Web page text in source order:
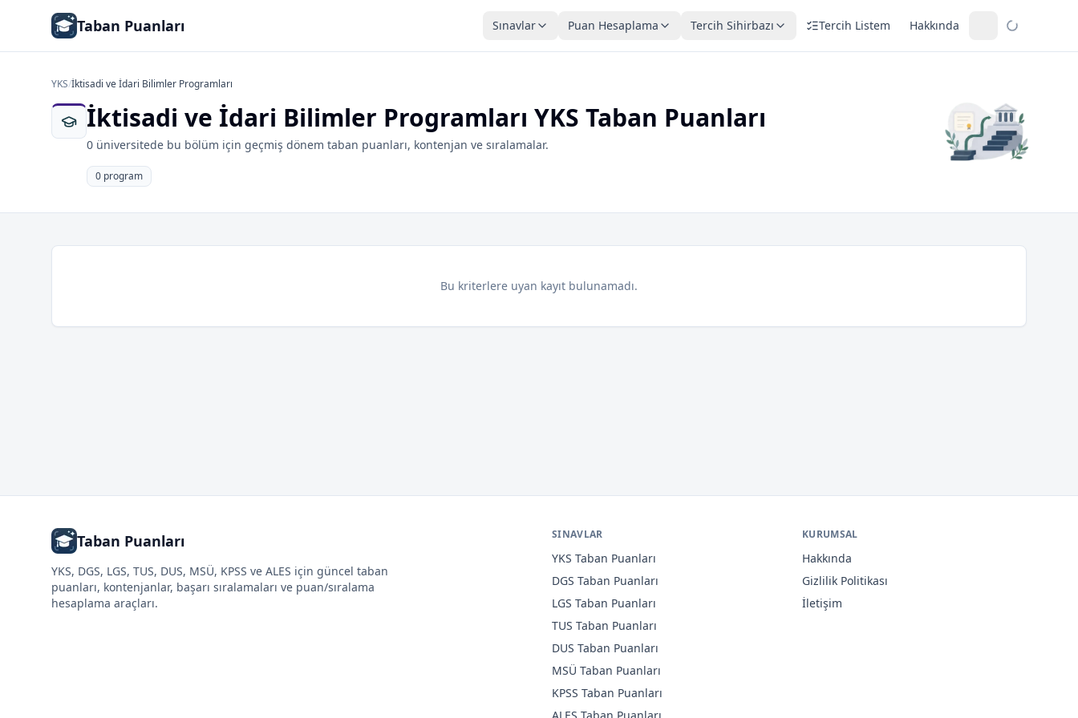
Taban Puanları Sınavlar Puan Hesaplama Tercih Sihirbazı Tercih Listem Hakkında
YKS/İktisadi ve İdari Bilimler Programları
İktisadi ve İdari Bilimler Programları YKS Taban Puanları
0 üniversitede bu bölüm için geçmiş dönem taban puanları, kontenjan ve sıralamalar.
0 program
Bu kriterlere uyan kayıt bulunamadı.
Taban Puanları
YKS, DGS, LGS, TUS, DUS, MSÜ, KPSS ve ALES için güncel taban
puanları, kontenjanlar, başarı sıralamaları ve puan/sıralama
hesaplama araçları.
SINAVLAR
YKS Taban Puanları
DGS Taban Puanları
LGS Taban Puanları
TUS Taban Puanları
DUS Taban Puanları
MSÜ Taban Puanları
KPSS Taban Puanları
KURUMSAL
Hakkında
Gizlilik Politikası
İletişim